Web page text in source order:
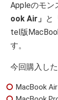
Appleのモン
ook Air」 と
tel版
す。
今回購入し
MacBook